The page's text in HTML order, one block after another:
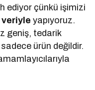
ediyor çünkü işimizi
veriyle yapıyoruz.
geniş, tedarik
sadece ürün değildir.